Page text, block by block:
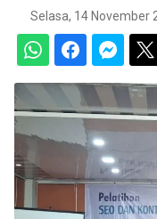
Selasa, 14 November